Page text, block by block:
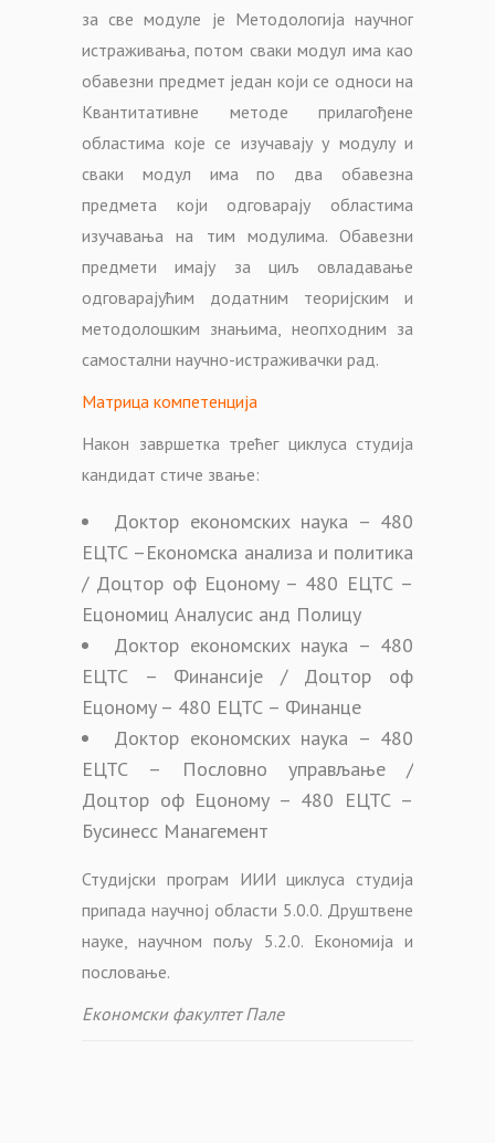
за све модуле је Методологија научног
истраживања, потом сваки модул има као
обавезни предмет један који се односи на
Квантитативне методе прилагођене
областима које се изучавају у модулу и
сваки модул има по два обавезна
предмета који одговарају областима
изучавања на тим модулима. Обавезни
предмети имају за циљ овладавање
одговарајућим додатним теоријским и
методолошким знањима, неопходним за
самостални научно-истраживачки рад.
Матрица компетенција
Након завршетка трећег циклуса студија
кандидат стиче звање:
Доктор економских наука – 480
ЕЦТС –Економска анализа и политика
/ Доцтор оф Ецономy – 480 ЕЦТС –
Ецономиц Аналyсис анд Полицy
Доктор економских наука – 480
ЕЦТС – Финансије / Доцтор оф
Ецономy – 480 ЕЦТС – Финанце
Доктор економских наука – 480
ЕЦТС – Пословно управљање /
Доцтор оф Ецономy – 480 ЕЦТС –
Бусинесс Манагемент
Студијски програм ИИИ циклуса студија
припада научној области 5.0.0. Друштвене
науке, научном пољу 5.2.0. Економија и
пословање.
Економски факултет Пале